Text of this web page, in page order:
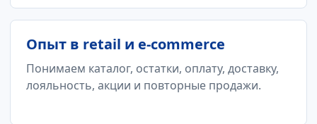
Опыт в retail и e-commerce
Понимаем каталог, остатки, оплату, доставку,
лояльность, акции и повторные продажи.